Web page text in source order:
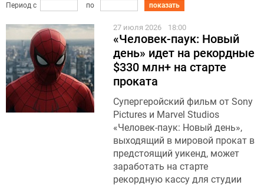
Период с по показать
27 июля 2026 18:00
«Человек-паук: Новый
день» идет на рекордные
$330 млн+ на старте
проката
Супергеройский фильм от Sony
Pictures и Marvel Studios
«Человек-паук: Новый день»,
выходящий в мировой прокат в
предстоящий уикенд, может
заработать на старте
рекордную кассу для студии